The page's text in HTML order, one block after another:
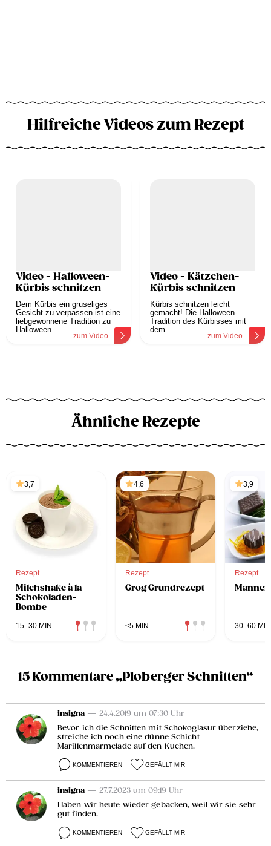
Hilfreiche Videos zum Rezept
Video - Halloween-
Kürbis schnitzen
Dem Kürbis ein gruseliges
Gesicht zu verpassen ist eine
liebgewonnene Tradition zu
Halloween....
zum Video
Video - Kätzchen-
Kürbis schnitzen
Kürbis schnitzen leicht
gemacht! Die Halloween-
Tradition des Kürbisses mit
dem...
zum Video
Ähnliche Rezepte
3,7
Rezept
Milchshake à la
Schokoladen-
Bombe
15–30 MIN
4,6
Rezept
Grog Grundrezept
<5 MIN
3,9
Rezept
30–60 MIN
15 Kommentare „Ploberger Schnitten“
insigna — 24.4.2019 um 07:30 Uhr
Bevor ich die Schnitten mit Schokoglasur überziehe,
streiche ich noch eine dünne Schicht
Marillenmarmelade auf den Kuchen.
KOMMENTIEREN GEFÄLLT MIR
insigna — 27.7.2023 um 09:19 Uhr
Haben wir heute wieder gebacken, weil wir sie sehr
gut finden.
KOMMENTIEREN GEFÄLLT MIR